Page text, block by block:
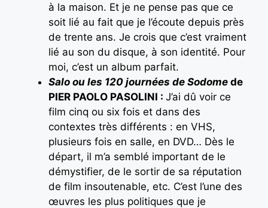
à la maison. Et je ne pense pas que ce
soit lié au fait que je l’écoute depuis près
de trente ans. Je crois que c’est vraiment
lié au son du disque, à son identité. Pour
moi, c’est un album parfait.
Salo ou les 120 journées de Sodome de
PIER PAOLO PASOLINI : J’ai dû voir ce
film cinq ou six fois et dans des
contextes très différents : en VHS,
plusieurs fois en salle, en DVD… Dès le
départ, il m’a semblé important de le
démystifier, de le sortir de sa réputation
de film insoutenable, etc. C’est l’une des
œuvres les plus politiques que je